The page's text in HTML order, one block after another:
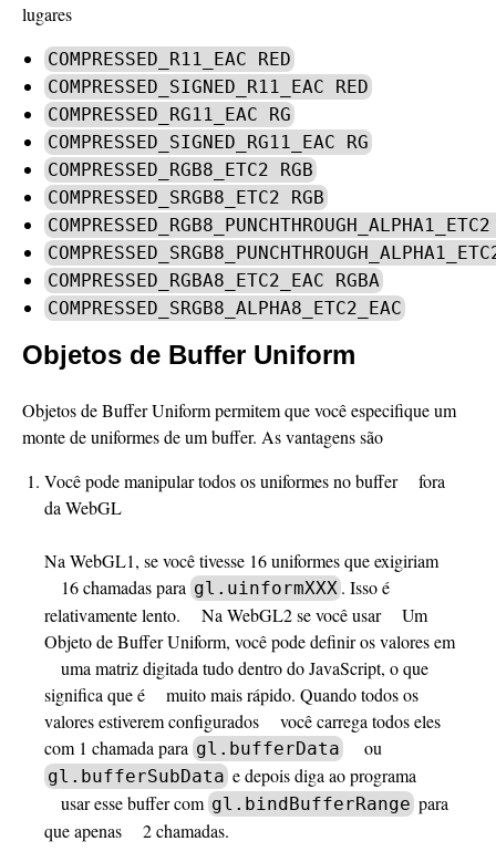
lugares
COMPRESSED_R11_EAC RED
COMPRESSED_SIGNED_R11_EAC RED
COMPRESSED_RG11_EAC RG
COMPRESSED_SIGNED_RG11_EAC RG
COMPRESSED_RGB8_ETC2 RGB
COMPRESSED_SRGB8_ETC2 RGB
COMPRESSED_RGBA8_ETC2_EAC RGBA
COMPRESSED_SRGB8_ALPHA8_ETC2_EAC
Objetos de Buffer Uniform
Objetos de Buffer Uniform permitem que você especifique um
monte de uniformes de um buffer. As vantagens são
Você pode manipular todos os uniformes no buffer fora
da WebGL
Na WebGL1, se você tivesse 16 uniformes que exigiriam
16 chamadas para gl.uinformXXX . Isso é
relativamente lento. Na WebGL2 se você usar Um
Objeto de Buffer Uniform, você pode definir os valores em
uma matriz digitada tudo dentro do JavaScript, o que
significa que é muito mais rápido. Quando todos os
valores estiverem configurados você carrega todos eles
com 1 chamada para gl.bufferData ou
gl.bufferSubData e depois diga ao programa
usar esse buffer com gl.bindBufferRange para
que apenas 2 chamadas.